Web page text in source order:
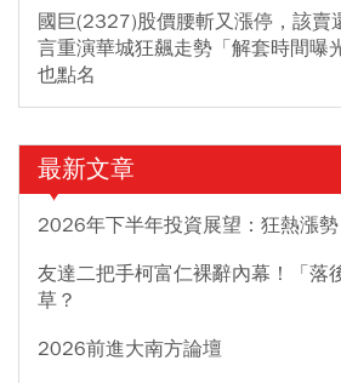
國巨(2327)股價腰斬又漲停，該賣
言重演華城狂飆走勢「解套時間曝
也點名
最新文章
2026年下半年投資展望：狂熱漲
友達二把手柯富仁裸辭內幕！「落
草？
2026前進大南方論壇